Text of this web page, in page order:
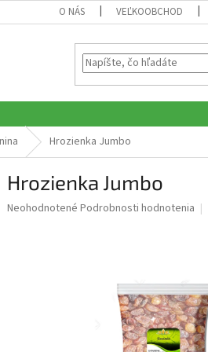
O NÁS VEĽKOOBCHOD
Hrozienka Jumbo
Hrozienka Jumbo
Priemerné
Neohodnotené Podrobnosti hodnotenia